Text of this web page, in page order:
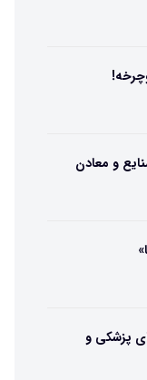
و معادن
پزشکی و